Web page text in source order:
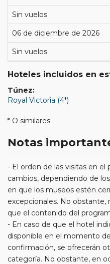
Sin vuelos
06 de diciembre de 2026
Sin vuelos
Hoteles incluidos en
Túnez:
Royal Victoria (4*)
* O similares.
Notas
- El orden de las visitas en
cambios, dependiendo de
en que los museos estén
excepcionales. No obstante,
que el contenido del
- En caso de que el hotel
disponible en el momento
confirmación, se ofrecerán
categoría. No obstante, en